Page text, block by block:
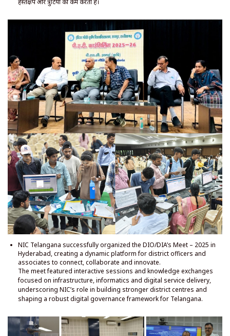
हस्तक्षेप और त्रुटियों को कम करता है।
NIC Telangana successfully organized the DIO/DIA’s Meet – 2025 in
Hyderabad, creating a dynamic platform for district officers and
associates to connect, collaborate and innovate.
The meet featured interactive sessions and knowledge exchanges
focused on infrastructure, informatics and digital service delivery,
underscoring NIC’s role in building stronger district centres and
shaping a robust digital governance framework for Telangana.